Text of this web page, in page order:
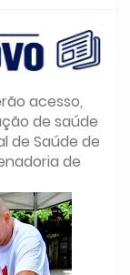
acesso,
de saúde
de Saúde de
de